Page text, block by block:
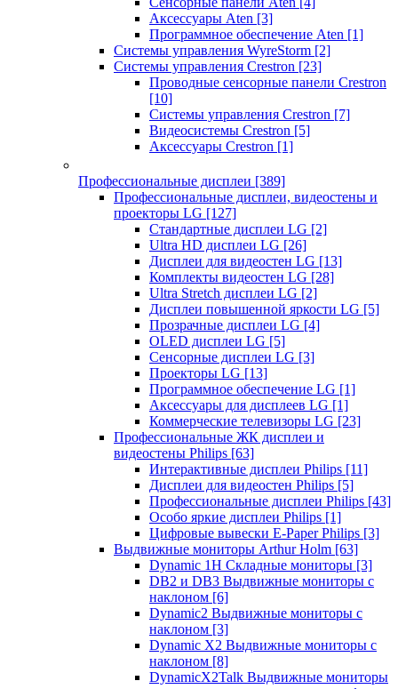
Аксессуары Aten [3]
Программное обеспечение Aten [1]
Системы управления WyreStorm [2]
Системы управления Crestron [23]
Проводные сенсорные панели Crestron
[10]
Системы управления Crestron [7]
Видеосистемы Crestron [5]
Аксессуары Crestron [1]
Профессиональные дисплеи [389]
Профессиональные дисплеи, видеостены и
проекторы LG [127]
Стандартные дисплеи LG [2]
Ultra HD дисплеи LG [26]
Дисплеи для видеостен LG [13]
Комплекты видеостен LG [28]
Ultra Stretch дисплеи LG [2]
Дисплеи повышенной яркости LG [5]
Прозрачные дисплеи LG [4]
OLED дисплеи LG [5]
Сенсорные дисплеи LG [3]
Проекторы LG [13]
Программное обеспечение LG [1]
Аксессуары для дисплеев LG [1]
Коммерческие телевизоры LG [23]
Профессиональные ЖК дисплеи и
видеостены Philips [63]
Интерактивные дисплеи Philips [11]
Дисплеи для видеостен Philips [5]
Профессиональные дисплеи Philips [43]
Особо яркие дисплеи Philips [1]
Цифровые вывески E-Paper Philips [3]
Выдвижные мониторы Arthur Holm [63]
Dynamic 1Н Складные мониторы [3]
DB2 и DB3 Выдвижные мониторы с
наклоном [6]
Dynamic2 Выдвижные мониторы с
наклоном [3]
Dynamic X2 Выдвижные мониторы с
наклоном [8]
DynamicX2Talk Выдвижные мониторы